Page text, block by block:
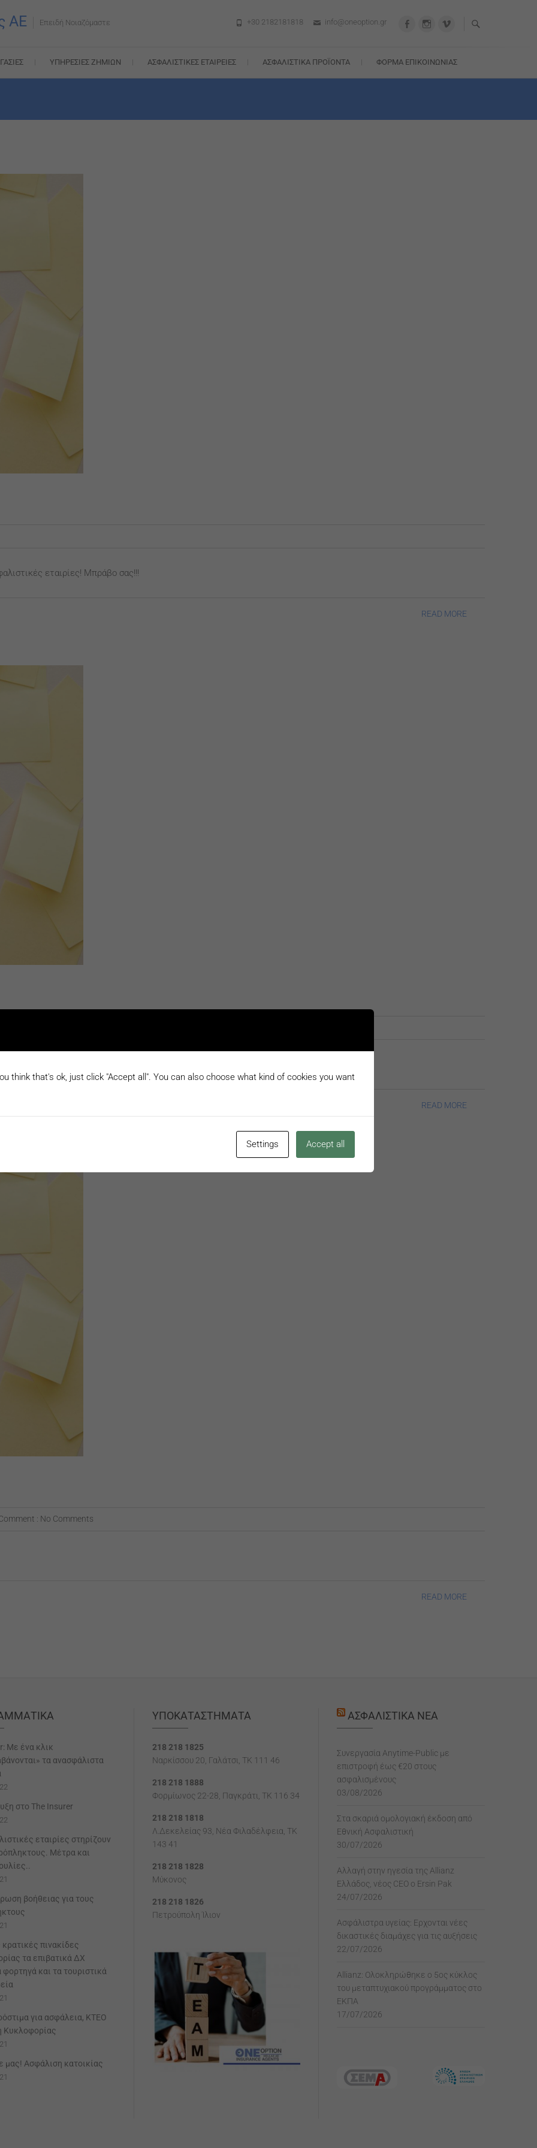
AE Επειδή Νοιαζόμαστε facebookinstagramvimeo
+30 2182181818 info@oneoption.gr
ΥΠΗΡΕΣΊΕΣ ΖΗΜΙΏΝ ΑΣΦΑΛΙΣΤΙΚΈΣ ΕΤΑΙΡΕΊΕΣ ΑΣΦΑΛΙΣΤΙΚΆ ΠΡΟΪΌΝΤΑ ΦΌΡΜΑ ΕΠΙΚΟΙΝΩΝΊΑΣ
εταιρίες! Μπράβο σας!!!
READ MORE
και κυρίως δίπλα στον πελάτη.!!!
READ MORE
: No Comments
READ MORE
Με ένα κλικ
τα ανασφάλιστα
στο The Insurer
εταιρίες στηρίζουν
Μέτρα και
βοήθειας για τους
πινακίδες
τα επιβατικά ΔΧ
φορτηγά και τα τουριστικά
για ασφάλεια, ΚΤΕΟ
Κυκλοφορίας
μας! Ασφάλιση κατοικίας
ΥΠΟΚΑΤΑΣΤΉΜΑΤΑ
218 218 1825
Ναρκίσσου 20, Γαλάτσι, ΤΚ 111 46
218 218 1888
Φορμίωνος 22-28, Παγκράτι, TK 116 34
218 218 1818
Λ.Δεκελείας 93, Νέα Φιλαδέλφεια, ΤΚ
143 41
218 218 1828
Μύκονος
218 218 1826
Πετρούπολη Ίλιον
ΑΣΦΑΛΙΣΤΙΚΆ ΝΈΑ
Συνεργασία Anytime-Public με
επιστροφή έως €20 στους
ασφαλισμένους
03/08/2026
Στα σκαριά ομολογιακή έκδοση από
Εθνική Ασφαλιστική
30/07/2026
Αλλαγή στην ηγεσία της Allianz
Ελλάδος, νέος CEO ο Ersin Pak
24/07/2026
Ασφάλιστρα υγείας: Ερχονται νέες
δικαστικές διαμάχες για τις αυξήσεις
22/07/2026
Allianz: Ολοκληρώθηκε ο 5ος κύκλος
του μεταπτυχιακού προγράμματος στο
ΕΚΠΑ
17/07/2026
think that's ok, just click "Accept all". You can also choose what kind of cookies you want
Settings Accept all